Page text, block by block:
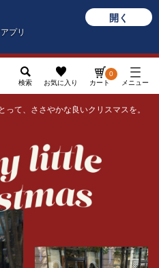
プリ
開く
検索 お気に入り カート
0
メニュー
って、ささやかな良いクリスマスを。